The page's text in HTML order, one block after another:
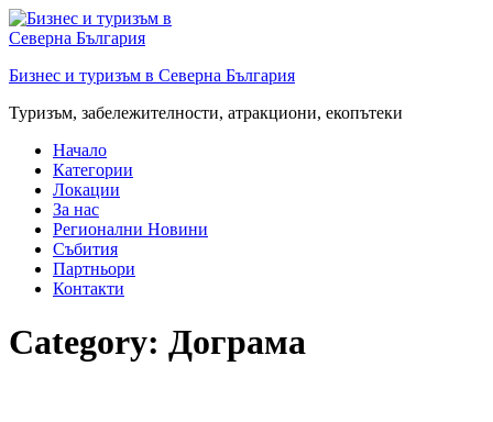
Преминете
към
Бизнес и туризъм в Северна България
Туризъм, забележителности, атракциони, екопътеки
Начало
Категории
Локации
За нас
Регионални Новини
Събития
Партньори
Контакти
Category: Дограма